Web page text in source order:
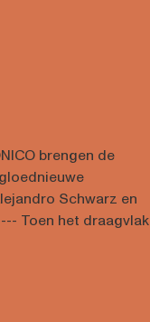
brengen de
Schwarz en
Toen het draagvlak